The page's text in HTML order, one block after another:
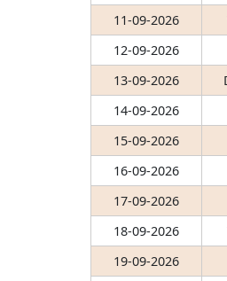
11-09-2026
12-09-2026
13-09-2026
14-09-2026
15-09-2026
16-09-2026
17-09-2026
18-09-2026
19-09-2026